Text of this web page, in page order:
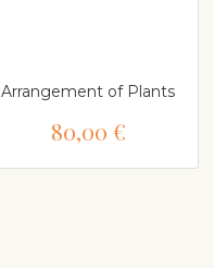
Arrangement of Plants
80,00 €